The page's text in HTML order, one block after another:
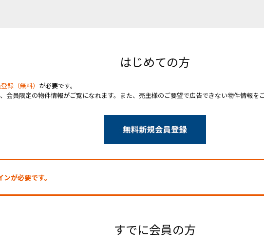
はじめての方
録（無料） が必要です。
会員限定の物件情報がご覧になれます。また、売主様のご要望で広告できない物件情報を
が必要です。
すでに会員の方